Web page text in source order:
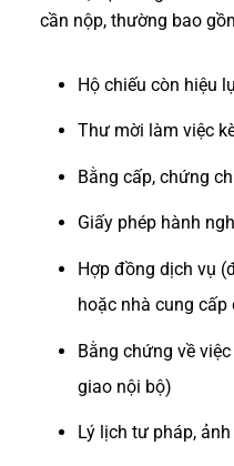
cần nộp, thường bao
Hộ chiếu còn hiệu
Thư mời làm việc
Bằng cấp, chứng
Giấy phép hành
Hợp đồng dịch vụ
hoặc nhà cung cấp
Bằng chứng về
giao nội bộ)
Lý lịch tư pháp,